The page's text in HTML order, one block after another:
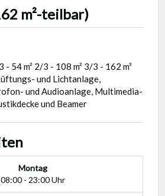
m²-teilbar)
54 m² 2/3 - 108 m² 3/3 - 162 m³
und Lichtanlage,
und Audioanlage, Multimedia-
und Beamer
Montag
08:00 - 23:00 Uhr